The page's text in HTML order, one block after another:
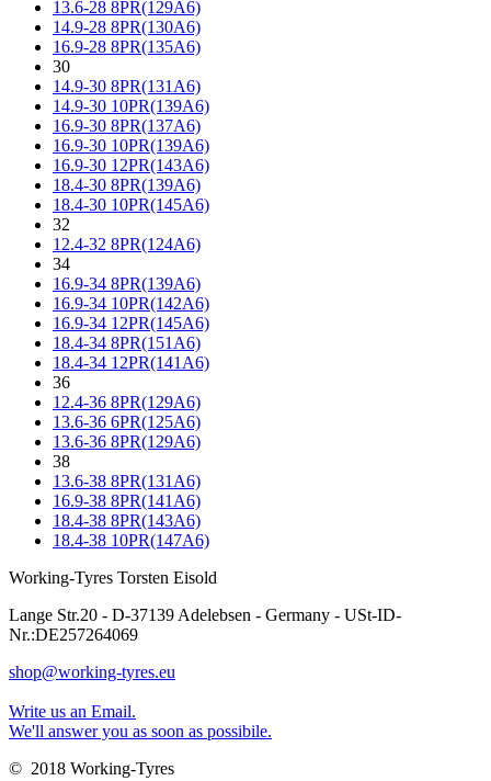
13.6-28 8PR(129A6)
14.9-28 8PR(130A6)
16.9-28 8PR(135A6)
30
14.9-30 8PR(131A6)
14.9-30 10PR(139A6)
16.9-30 8PR(137A6)
16.9-30 10PR(139A6)
16.9-30 12PR(143A6)
18.4-30 8PR(139A6)
18.4-30 10PR(145A6)
32
12.4-32 8PR(124A6)
34
16.9-34 8PR(139A6)
16.9-34 10PR(142A6)
16.9-34 12PR(145A6)
18.4-34 8PR(151A6)
18.4-34 12PR(141A6)
36
12.4-36 8PR(129A6)
13.6-36 6PR(125A6)
13.6-36 8PR(129A6)
38
13.6-38 8PR(131A6)
16.9-38 8PR(141A6)
18.4-38 8PR(143A6)
18.4-38 10PR(147A6)
Working-Tyres Torsten Eisold
Lange Str.20 - D-37139 Adelebsen - Germany - USt-ID-
Nr.:DE257264069
shop@working-tyres.eu
Write us an Email.
We'll answer you as soon as possibile.
© 2018 Working-Tyres